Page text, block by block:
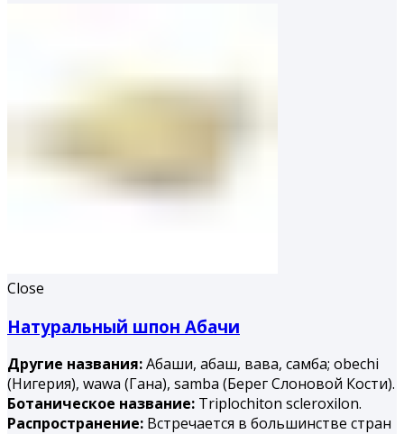
Close
Натуральный шпон Абачи
Другие названия:Абаши, абаш, вава, самба; obechi
(Нигерия), wawa (Гана), samba (Берег Слоновой Кости).
Ботаническое название: Triplochiton scleroxilon.
Распространение: Встречается в большинстве стран